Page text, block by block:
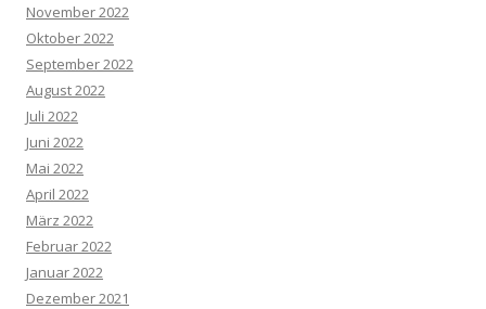
November 2022
Oktober 2022
September 2022
August 2022
Juli 2022
Juni 2022
Mai 2022
April 2022
März 2022
Februar 2022
Januar 2022
Dezember 2021